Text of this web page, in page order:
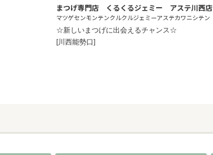
まつげ専門店 くるくるジェミー アステ川西店
マツゲセンモンテンクルクルジェミーアステカワニシテン
☆新しいまつげに出会えるチャンス☆
[川西能勢口]